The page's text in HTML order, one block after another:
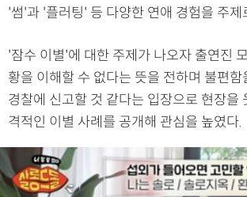
'썸'과 '플러팅' 등 다양한 연애 경험을 주제
'잠수 이별'에 대한 주제가 나오자 출연진
황을 이해할 수 없다는 뜻을 전하며 불편
경찰에 신고할 것 같다는 입장으로 현장을
격적인 이별 사례를 공개해 관심을 높였다.